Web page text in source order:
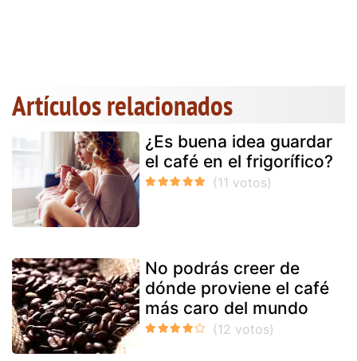
Artículos relacionados
¿Es buena idea guardar
el café en el frigorífico?
No podrás creer de
dónde proviene el café
más caro del mundo